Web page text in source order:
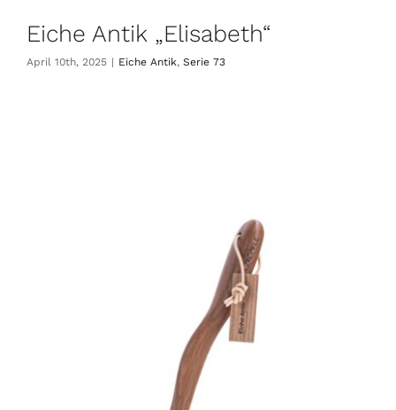
Eiche Antik „Elisabeth“
April 10th, 2025 | Eiche Antik, Serie 73